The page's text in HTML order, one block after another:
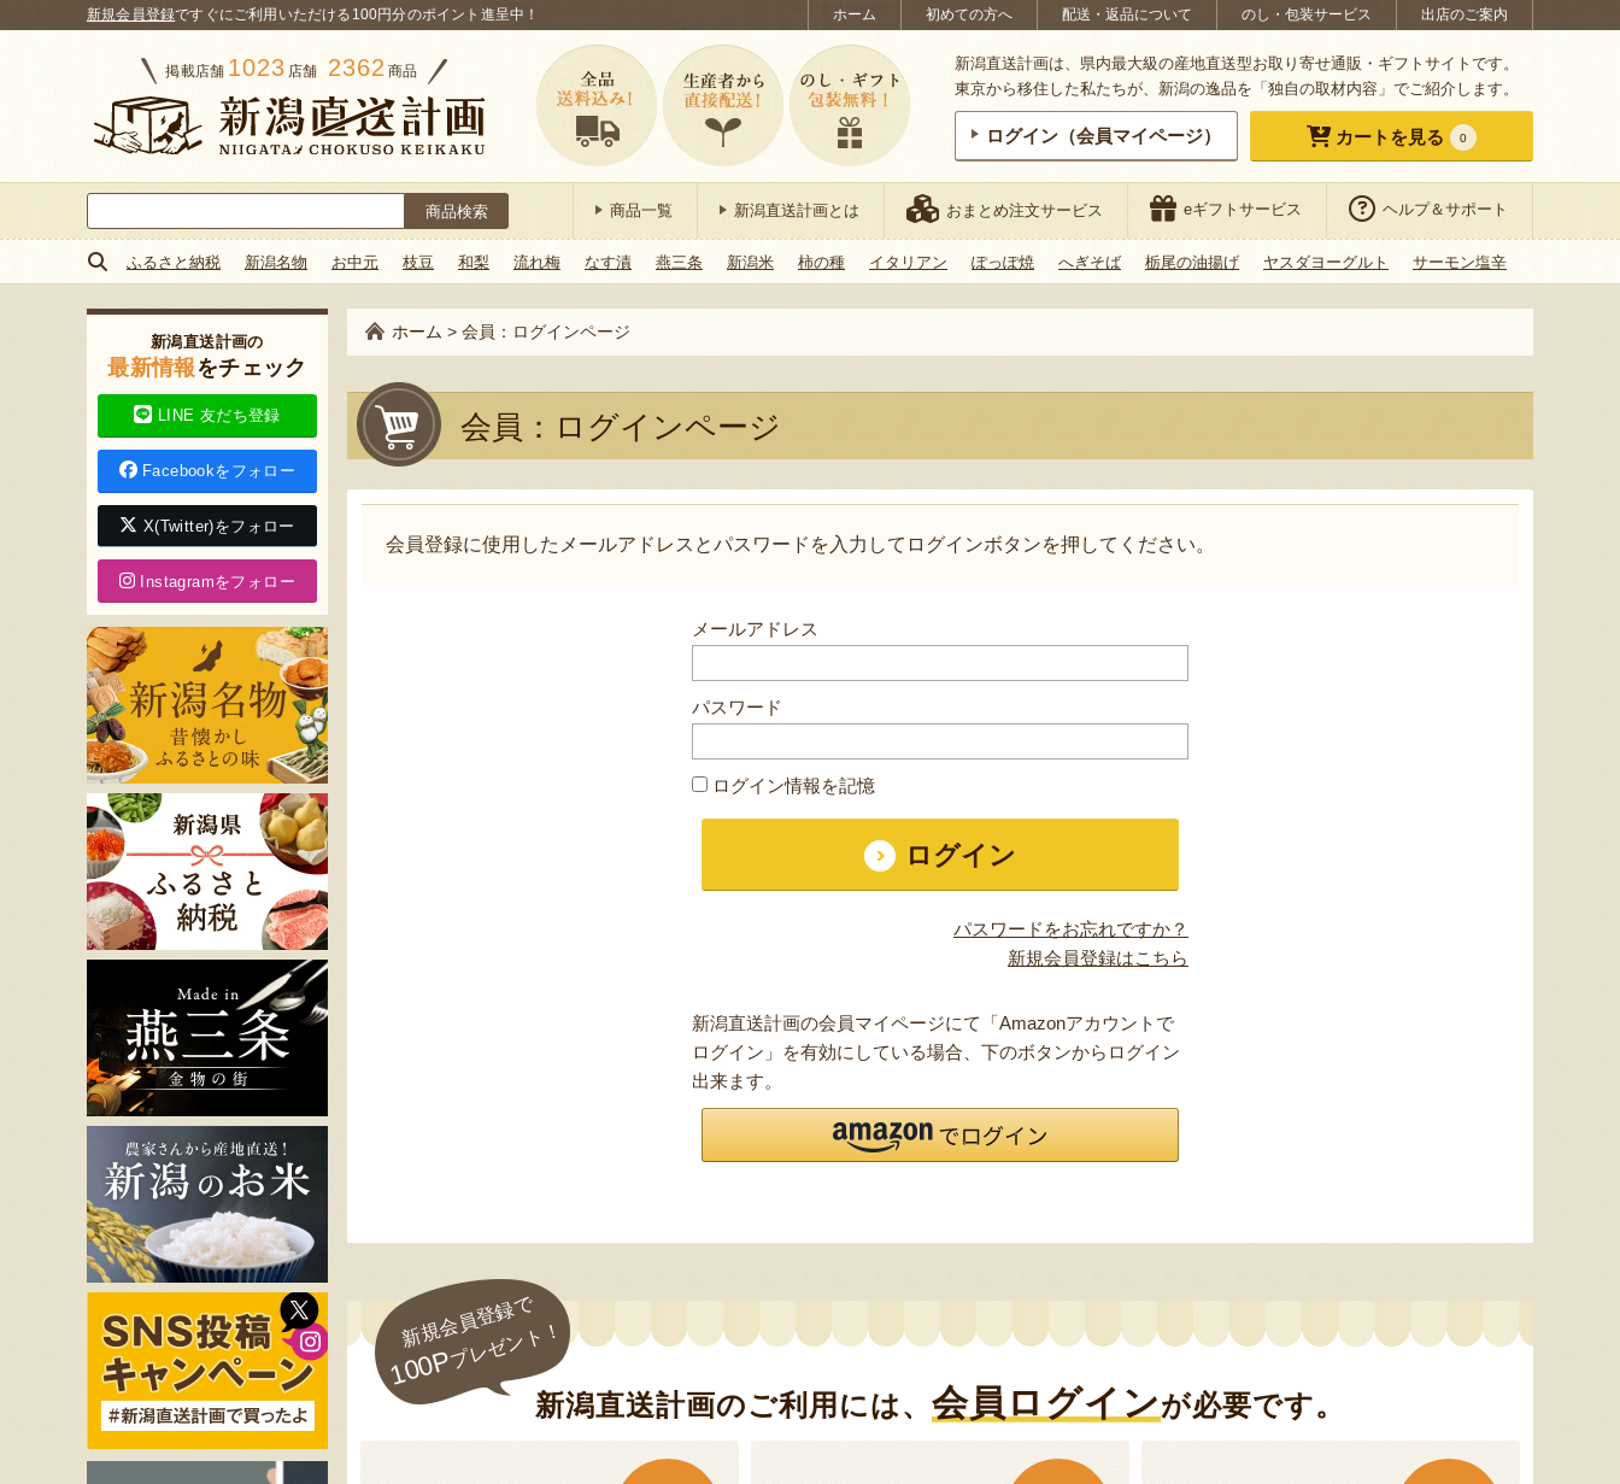
ホーム 初めての方へ 配送・返品について のし・包装サービス 出店のご案内
新規会員登録ですぐにご利用いただける100円分のポイント進呈中！
掲載店舗 1023 店舗 2362 商品
新潟直送計画は、県内最大級の産地直送型お取り寄せ通販・ギフトサイトです。
東京から移住した私たちが、新潟の逸品を「独自の取材内容」でご紹介します。
ログイン（会員マイページ） カートを見る 0
索:
商品一覧 新潟直送計画とは おまとめ注文サービス eギフトサービス ヘルプ＆サポート
ふるさと納税 新潟名物 お中元 枝豆 和梨 流れ梅 なす漬 燕三条 新潟米 柿の種 イタリアン ぽっぽ焼 へぎそば 栃尾の油揚げ ヤスダヨーグルト サーモン塩辛
ホーム > 会員：ログインページ
会員：ログインページ
会員登録に使用したメールアドレスとパスワードを入力してログインボタンを押してください。
メールアドレス
パスワード
ログイン情報を記憶
パスワードをお忘れですか？
新規会員登録はこちら
新潟直送計画の会員マイページにて「Amazonアカウントで
ログイン」を有効にしている場合、下のボタンからログイン
出来ます。
新規会員登録で
100Pプレゼント！
新潟直送計画のご利用には、 会員ログインが必要です。
新潟直送計画の
最新情報をチェック
LINE 友だち登録
Facebookをフォロー
X(Twitter)をフォロー
Instagramをフォロー